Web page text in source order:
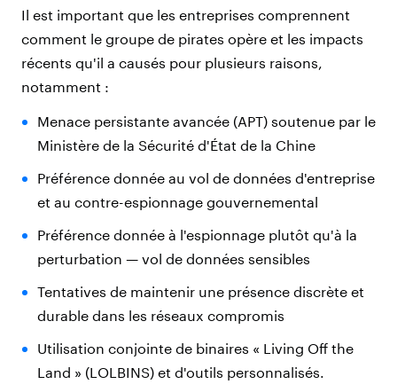
Il est important que les entreprises comprennent
comment le groupe de pirates opère et les impacts
récents qu'il a causés pour plusieurs raisons,
notamment :
Menace persistante avancée (APT) soutenue par le
Ministère de la Sécurité d'État de la Chine
Préférence donnée au vol de données d'entreprise
et au contre-espionnage gouvernemental
Préférence donnée à l'espionnage plutôt qu'à la
perturbation — vol de données sensibles
Tentatives de maintenir une présence discrète et
durable dans les réseaux compromis
Utilisation conjointe de binaires « Living Off the
Land » (LOLBINS) et d'outils personnalisés.